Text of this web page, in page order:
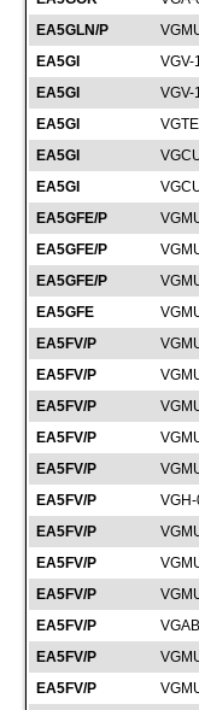
EA5GLN/P
EA5GI
VGV-
EA5GI
VGV-
EA5GI
EA5GI
EA5GI
EA5GFE/P
EA5GFE/P
EA5GFE/P
EA5GFE
EA5FV/P
EA5FV/P
EA5FV/P
EA5FV/P
EA5FV/P
EA5FV/P
EA5FV/P
EA5FV/P
EA5FV/P
EA5FV/P
EA5FV/P
EA5FV/P